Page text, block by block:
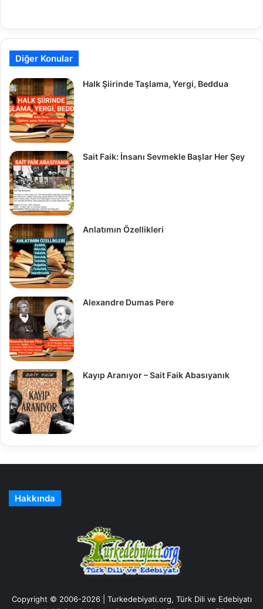
Diğer Konular
Halk Şiirinde Taşlama, Yergi, Beddua
Sait Faik: İnsanı Sevmekle Başlar Her Şey
Anlatımın Özellikleri
Alexandre Dumas Pere
Kayıp Aranıyor – Sait Faik Abasıyanık
Hakkında
Copyright © 2006-2026 | Turkedebiyati.org, Türk Dili ve Edebiyatı